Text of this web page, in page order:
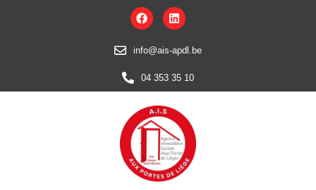
04 353 35 10
info@ais-apdl.be